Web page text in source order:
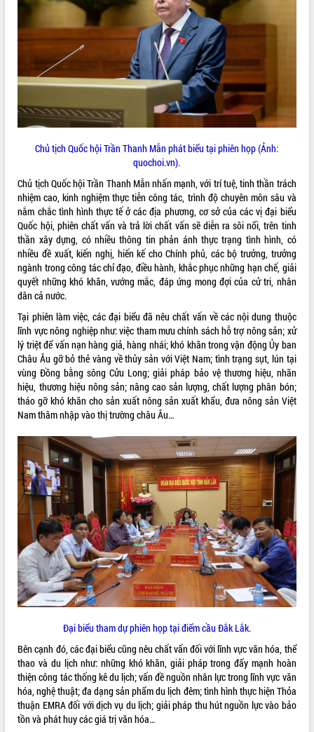
Kỳ họp thứ Hai, Hội đồng nhân dân
tỉnh khóa XI quyết nghị nhiều nội dung
quan trọng
Bí thư Tỉnh ủy Lương Nguyễn Minh
Triết thăm, tặng quà người có công với
cách mạng
văn hóa, thể thao đáp ứng yêu cầu
phát triển mới
Thường trực HĐND tỉnh Đắk Lắk gặp
mặt Đoàn chuyên gia y tế TP. Hồ Chí
Lễ truy điệu và an táng hài cốt liệt sĩ
tại Nghĩa trang Liệt sĩ xã Sơn Hòa
Bàn giải pháp tháo gỡ khó khăn trong
xuất khẩu sầu riêng và triển khai quy
định EUDR
Thứ trưởng Bộ Nông nghiệp và Môi
trường Nguyễn Hoàng Hiệp khảo sát
vùng trồng và doanh nghiệp đóng gói
sầu riêng tại Đắk Lắk
Trình diễn nghệ thuật chế biến các
món ăn từ sầu riêng
Đắk Lắk công bố Quy hoạch và xúc
tiến đầu tư tỉnh
Ngành cá ngừ Đắk Lắk chủ động thích
ứng để giữ vững thị trường xuất khẩu
Diễn đàn Kinh tế tư nhân Việt Nam đột
phá cơ chế - Hợp tác công tư
Đề án 06 tạo bước ngoặt đột phá trong
cải cách hành chính tỉnh Đắk Lắk
Kết nối tour, đẩy mạnh chuyển đổi số
để phát triển du lịch Đắk Lắk
Khởi động Dự án Đầu tư xây dựng hạ
tầng kỹ thuật Cụm công nghiệp Tân
Tiến
Gặp mặt các cơ quan báo chí nhân Kỷ
niệm 101 năm Ngày Báo chí Cách
mạng Việt Nam
Đắk Lắk sơ kết 4 năm triển khai thực
hiện Đề án 06 của Chính phủ
Quy hoạch và Xúc tiến đầu tư tỉnh Đắk
Lắk
Khơi thông điểm nghẽn, đẩy nhanh
giải ngân vốn khắc phục thiên tai
HĐND tỉnh thông qua điều chỉnh Quy
LIÊN KẾT WEB
THỐNG KÊ TRUY CẬP
Hôm nay: 10401
Tất cả: 66096069
Chủ tịch Quốc hội Trần Thanh Mẫn phát biểu tại phiên họp (Ảnh:
quochoi.vn).
Chủ tịch Quốc hội Trần Thanh Mẫn nhấn mạnh, với trí tuệ, tinh thần trách
nhiệm cao, kinh nghiệm thực tiễn công tác, trình độ chuyên môn sâu và
nắm chắc tình hình thực tế ở các địa phương, cơ sở của các vị đại biểu
Quốc hội, phiên chất vấn và trả lời chất vấn sẽ diễn ra sôi nổi, trên tinh
thần xây dựng, có nhiều thông tin phản ánh thực trạng tình hình, có
nhiều đề xuất, kiến nghị, hiến kế cho Chính phủ, các bộ trưởng, trưởng
ngành trong công tác chỉ đạo, điều hành, khắc phục những hạn chế, giải
quyết những khó khăn, vướng mắc, đáp ứng mong đợi của cử tri, nhân
dân cả nước.
Tại phiên làm việc, các đại biểu đã nêu chất vấn về các nội dung thuộc
lĩnh vực nông nghiệp như: việc tham mưu chính sách hỗ trợ nông sản; xử
lý triệt để vấn nạn hàng giả, hàng nhái; khó khăn trong vận động Ủy ban
Châu Âu gỡ bỏ thẻ vàng về thủy sản với Việt Nam; tình trạng sụt, lún tại
vùng Đồng bằng sông Cửu Long; giải pháp bảo vệ thương hiệu, nhãn
hiệu, thương hiệu nông sản; nâng cao sản lượng, chất lượng phân bón;
tháo gỡ khó khăn cho sản xuất nông sản xuất khẩu, đưa nông sản Việt
Nam thâm nhập vào thị trường châu Âu…
Đại biểu tham dự phiên họp tại điểm cầu Đắk Lắk.
Bên cạnh đó, các đại biểu cũng nêu chất vấn đối với lĩnh vực văn hóa, thể
thao và du lịch như: những khó khăn, giải pháp trong đẩy mạnh hoàn
thiện công tác thống kê du lịch; vấn đề nguồn nhân lực trong lĩnh vực văn
hóa, nghệ thuật; đa dạng sản phẩm du lịch đêm; tình hình thực hiện Thỏa
thuận EMRA đối với dịch vụ du lịch; giải pháp thu hút nguồn lực vào bảo
tồn và phát huy các giá trị văn hóa…